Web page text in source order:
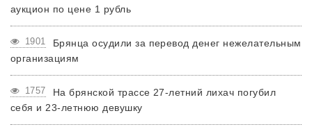
аукцион по цене 1 рубль
1901
Брянца осудили за перевод денег нежелательным
организациям
1757
На брянской трассе 27-летний лихач погубил
себя и 23-летнюю девушку